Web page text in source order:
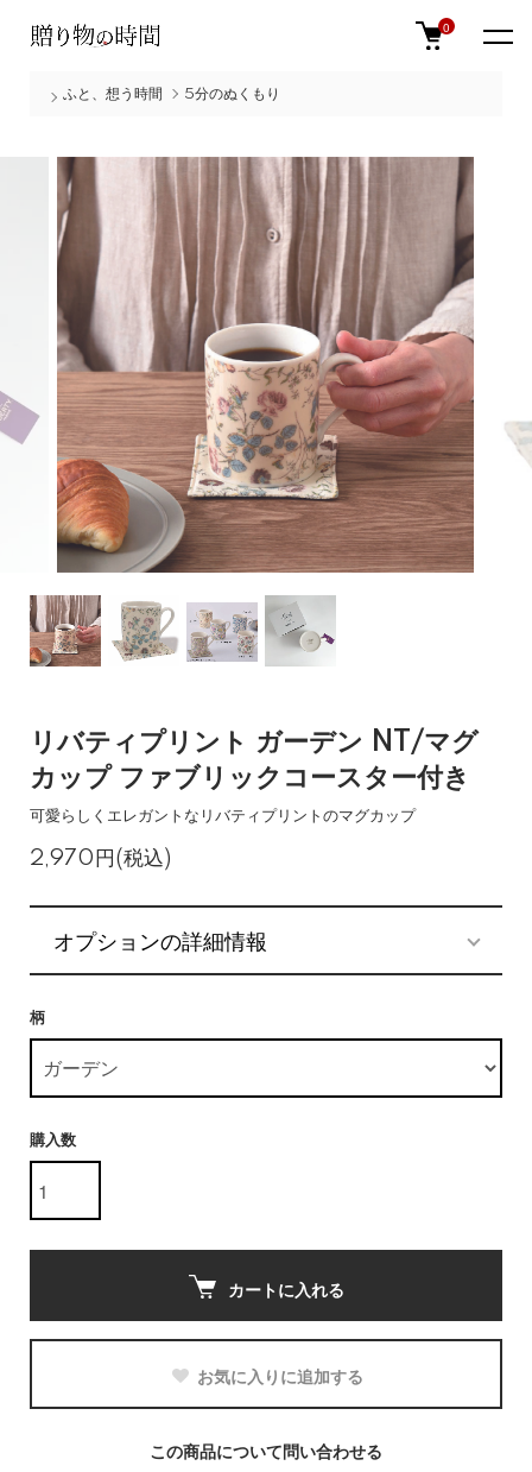
0
ふと、想う時間 5分のぬくもり
リバティプリント ガーデン NT/マグ
カップ ファブリックコースター付き
可愛らしくエレガントなリバティプリントのマグカップ
2,970円(税込)
オプションの詳細情報
柄
購入数
カートに入れる
お気に入りに追加する
この商品について問い合わせる